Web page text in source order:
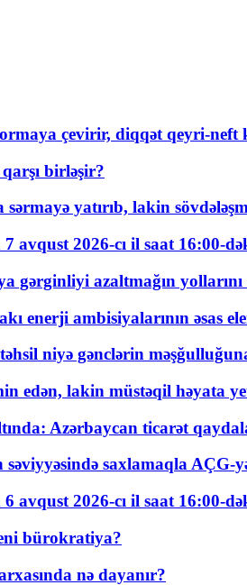
çevirir, diqqət qeyri-neft
birləşir?
yatırıb, lakin
avqust 2026-cı il saat 16:00-
gərginliyi azaltmağın
enerji ambisiyalarının əsas
niyə gənclərin
edən, lakin müstəqil həyata
Azərbaycan ticarət
saxlamaqla AÇG-
avqust 2026-cı il saat 16:00-
bürokratiya?
nə dayanır?